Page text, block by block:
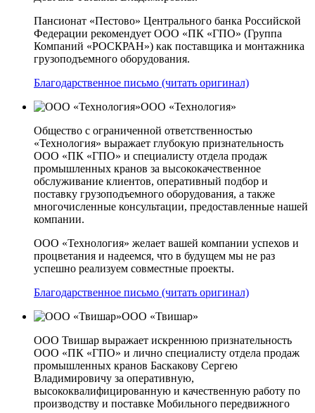
Пансионат «Пестово» Центрального банка Российской
Федерации рекомендует ООО «ПК «ГПО» (Группа
Компаний «РОСКРАН») как поставщика и монтажника
грузоподъемного оборудования.
Благодарственное письмо (читать оригинал)
ООО «Технология»
Общество с ограниченной ответственностью
«Технология» выражает глубокую признательность
ООО «ПК «ГПО» и специалисту отдела продаж
промышленных кранов за высококачественное
обслуживание клиентов, оперативный подбор и
поставку грузоподъемного оборудования, а также
многочисленные консультации, предоставленные нашей
компании.
ООО «Технология» желает вашей компании успехов и
процветания и надеемся, что в будущем мы не раз
успешно реализуем совместные проекты.
Благодарственное письмо (читать оригинал)
ООО «Твишар»
ООО Твишар выражает искреннюю признательность
ООО «ПК «ГПО» и лично специалисту отдела продаж
промышленных кранов Баскакову Сергею
Владимировичу за оперативную,
высококвалифицированную и качественную работу по
производству и поставке Мобильного передвижного